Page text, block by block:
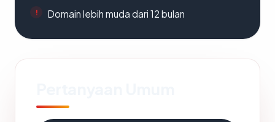
Domain lebih muda dari 12 bulan